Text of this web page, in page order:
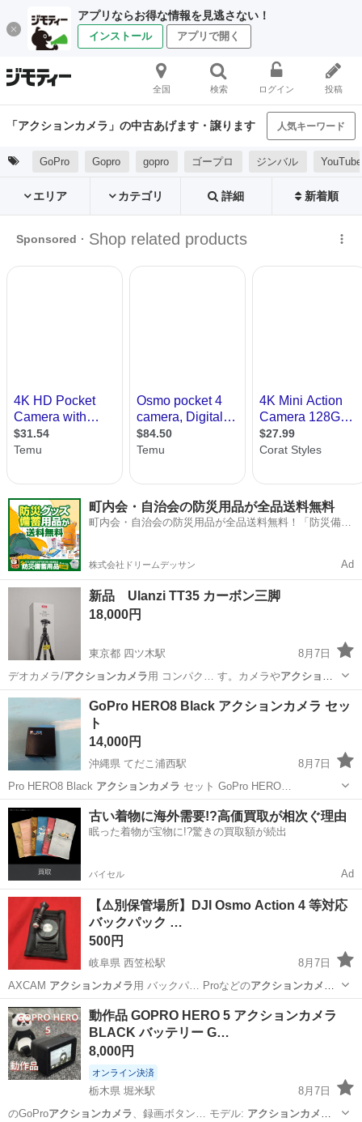
アプリならお得な情報を見逃さない！
インストール アプリで開く
全国 検索 ログイン 投稿
「アクションカメラ」の中古あげます・譲ります 人気キーワード
GoPro Gopro gopro ゴープロ ジンバル
エリア カテゴリ 詳細 新着順
町内会・自治会の防災用品が全品送料無料
町内会・自治会の防災用品が全品送料無料！「防災備蓄
株式会社ドリームデッサン Ad
新品 Ulanzi TT35 カーボン三脚
18,000円
東京都 四ツ木駅
8月7日
デオカメラ/アクションカメラ用 コンパク… す。カメラやアクション
カメラ、スマートフ…
東京 葛飾区 雲台
GoPro HERO8 Black アクションカメラ セッ
ト
14,000円
沖縄県 てだこ浦西駅
8月7日
Pro HERO8 Black アクションカメラ セット GoPro HERO…
沖縄 宜野湾市 てだこ浦西駅 カメラ
古い着物に海外需要!?高価買取が相次ぐ理由
眠った着物が宝物に!?驚きの買取額が続出
バイセル Ad
【⚠️別保管場所】​DJI Osmo Action 4 等対応
バックパック …
500円
岐阜県 西笠松駅
8月7日
AXCAM アクションカメラ用 バックパ… Proなどのアクションカメラ
を胸元に固定…
岐阜 岐阜市 西笠松駅
動作品 GOPRO HERO 5 アクションカメラ
BLACK バッテリー G…
8,000円
オンライン決済
栃木県 堀米駅
8月7日
のGoProアクションカメラ 、録画ボタン… モデル: アクションカメラ